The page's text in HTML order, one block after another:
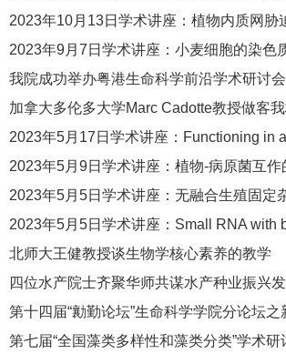
我院成功举办粤港生命科学前沿学术研讨会
北师大王健教授谈生物学核心素养的教学